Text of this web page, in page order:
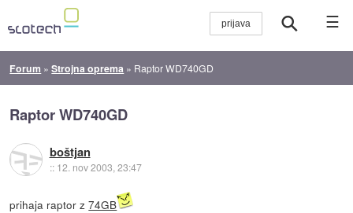
☰
Forum »Strojna oprema » Raptor WD740GD
Raptor WD740GD
boštjan
:: 12. nov 2003, 23:47
prihaja raptor z74GB